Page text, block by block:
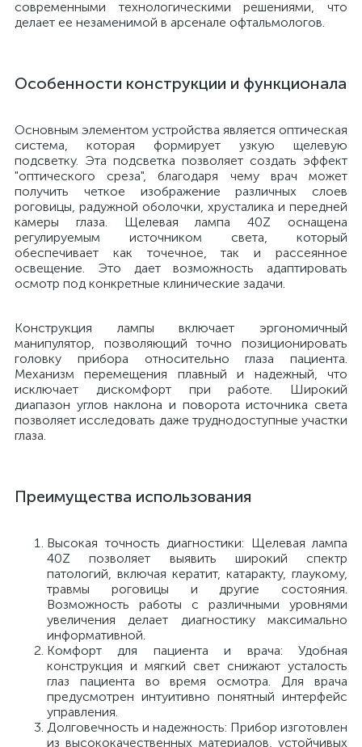
современными технологическими решениями, что
делает ее незаменимой в арсенале офтальмологов.
Особенности конструкции и функционала
Основным элементом устройства является оптическая
система, которая формирует узкую щелевую
подсветку. Эта подсветка позволяет создать эффект
"оптического среза", благодаря чему врач может
получить четкое изображение различных слоев
роговицы, радужной оболочки, хрусталика и передней
камеры глаза. Щелевая лампа 40Z оснащена
регулируемым источником света, который
обеспечивает как точечное, так и рассеянное
освещение. Это дает возможность адаптировать
осмотр под конкретные клинические задачи.
Конструкция лампы включает эргономичный
манипулятор, позволяющий точно позиционировать
головку прибора относительно глаза пациента.
Механизм перемещения плавный и надежный, что
исключает дискомфорт при работе. Широкий
диапазон углов наклона и поворота источника света
позволяет исследовать даже труднодоступные участки
глаза.
Преимущества использования
Высокая точность диагностики: Щелевая лампа
40Z позволяет выявить широкий спектр
патологий, включая кератит, катаракту, глаукому,
травмы роговицы и другие состояния.
Возможность работы с различными уровнями
увеличения делает диагностику максимально
информативной.
Комфорт для пациента и врача: Удобная
конструкция и мягкий свет снижают усталость
глаз пациента во время осмотра. Для врача
предусмотрен интуитивно понятный интерфейс
управления.
Долговечность и надежность: Прибор изготовлен
из высококачественных материалов, устойчивых